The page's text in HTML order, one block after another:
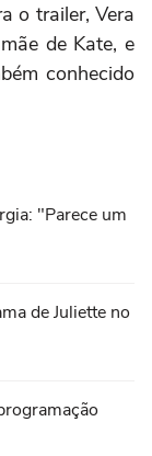
o trailer, Vera
de Kate, e
conhecido
"Parece um
de Juliette no